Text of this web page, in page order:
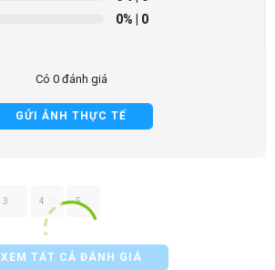
0% | 0
Có 0 đánh giá
GỬI ẢNH THỰC TẾ
3 4 5
XEM TẤT CẢ ĐÁNH GIÁ